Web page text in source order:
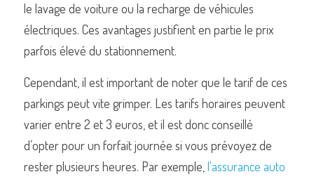
le lavage de voiture ou la recharge de véhicules
électriques. Ces avantages justifient en partie le prix
parfois élevé du stationnement.
Cependant, il est important de noter que le tarif de ces
parkings peut vite grimper. Les tarifs horaires peuvent
varier entre 2 et 3 euros, et il est donc conseillé
d’opter pour un forfait journée si vous prévoyez de
rester plusieurs heures. Par exemple, l'assurance auto